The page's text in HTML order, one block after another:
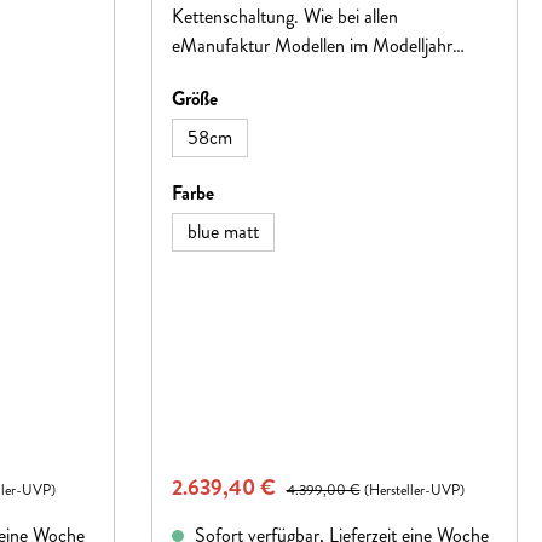
UVP)
Woche
Kettenschaltung. Wie bei allen
eManufaktur Modellen im Modelljahr
Fahrzeug-Gesamtgewicht 149 kg. BOSCH
Performance CX Antrieb und PowerTube
625 sorgen für drehmoment- und
reichweitenstarke Unterstützung. Das
BOSCH Kiox Display sorgt künftig für die
Navigation auf unbekannten Strecken.
Größeauswählen
58cm
Farbeauswählen
blue matt
Verkaufspreis:
2.639,40 € Regulärer Preis:
4.399,00 €(Hersteller-UVP)
Sofort verfügbar, Lieferzeit eine Woche